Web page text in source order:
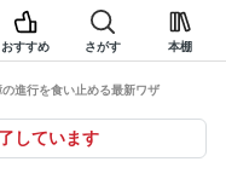
おすすめ さがす 本棚
進行を食い止める最新ワザ
しています